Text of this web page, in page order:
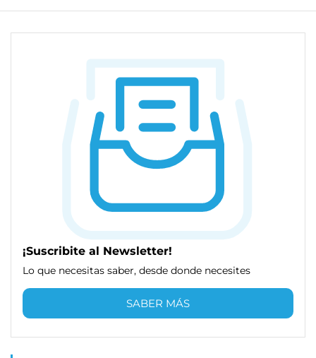
¡Suscribite al Newsletter!
Lo que necesitas saber, desde donde necesites
SABER MÁS